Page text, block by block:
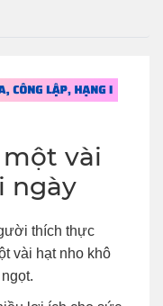
vài
ngày
thích thực
vài hạt nho khô